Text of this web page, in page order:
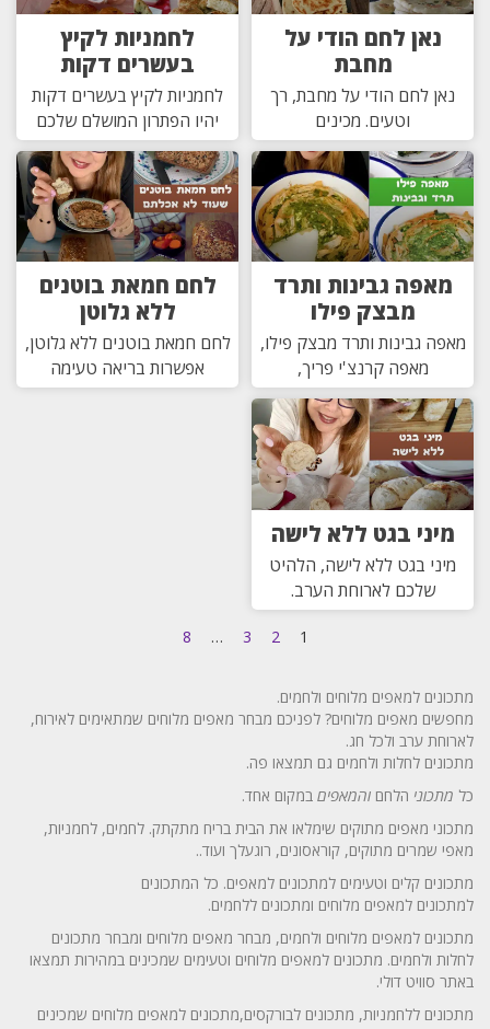
נאן לחם הודי על
מחבת
נאן לחם הודי על מחבת, רך
וטעים. מכינים
לחמניות לקיץ
בעשרים דקות
לחמניות לקיץ בעשרים דקות
יהיו הפתרון המושלם שלכם
מאפה גבינות ותרד
מבצק פילו
מאפה גבינות ותרד מבצק פילו,
מאפה קרנצ'י פריך,
לחם חמאת בוטנים
ללא גלוטן
לחם חמאת בוטנים ללא גלוטן,
אפשרות בריאה טעימה
מיני בגט ללא לישה
מיני בגט ללא לישה, הלהיט
שלכם לארוחת הערב.
1
2
3
…
8
מתכונים למאפים מלוחים ולחמים.
מחפשים מאפים מלוחים? לפניכם מבחר מאפים מלוחים שמתאימים לאירוח,
לארוחת ערב ולכל חג.
מתכונים לחלות ולחמים גם תמצאו פה.
כל מתכוני הלחם והמאפים במקום אחד.
מתכוני מאפים מתוקים שימלאו את הבית בריח מתקתק. לחמים, לחמניות,
מאפי שמרים מתוקים, קוראסונים, רוגעלך ועוד..
מתכונים קלים וטעימים למתכונים למאפים. כל המתכונים
למתכונים למאפים מלוחים ומתכונים ללחמים.
מתכונים למאפים מלוחים ולחמים, מבחר מאפים מלוחים ומבחר מתכונים
לחלות ולחמים. מתכונים למאפים מלוחים וטעימים שמכינים במהירות תמצאו
באתר סוויט דולי.
מתכונים ללחמניות, מתכונים לבורקסים,מתכונים למאפים מלוחים שמכינים